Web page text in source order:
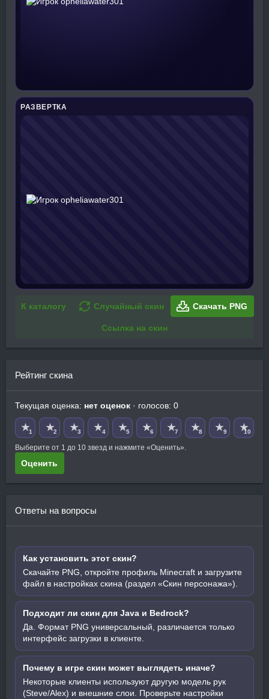
РАЗВЕРТКА
К каталогу Случайный скин Скачать PNG
Ссылка на скин
Рейтинг скина
Текущая оценка: нет оценок · голосов: 0
★1 ★2 ★3 ★4 ★5 ★6 ★7 ★8 ★9 ★10
Выберите от 1 до 10 звезд и нажмите «Оценить».
Оценить
Ответы на вопросы
Как установить этот скин?
Скачайте PNG, откройте профиль Minecraft и загрузите
файл в настройках скина (раздел «Скин персонажа»).
Подходит ли скин для Java и Bedrock?
Да. Формат PNG универсальный, различается только
интерфейс загрузки в клиенте.
Почему в игре скин может выглядеть иначе?
Некоторые клиенты используют другую модель рук
(Steve/Alex) и внешние слои. Проверьте настройки